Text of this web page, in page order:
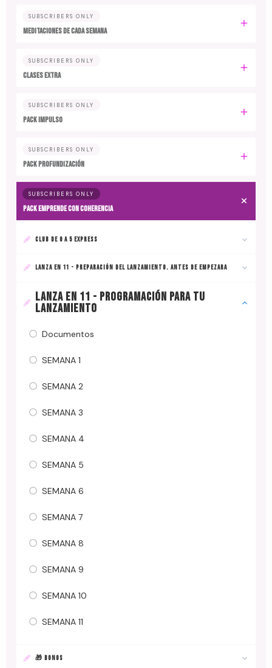
SUBSCRIBERS ONLY
MEDITACIONES DE CADA SEMANA
SUBSCRIBERS ONLY
CLASES EXTRA
SUBSCRIBERS ONLY
PACK IMPULSO
SUBSCRIBERS ONLY
PACK PROFUNDIZACIÓN
SUBSCRIBERS ONLY
PACK EMPRENDE CON COHERENCIA
CLUB DE 0 A 5 EXPRESS
LANZA EN 11 - PREPARACIÓN DEL LANZAMIENTO. ANTES DE EMPEZARA
LANZA EN 11 - PROGRAMACIÓN PARA TU
LANZAMIENTO
Documentos
SEMANA 1
SEMANA 2
SEMANA 3
SEMANA 4
SEMANA 5
SEMANA 6
SEMANA 7
SEMANA 8
SEMANA 9
SEMANA 10
SEMANA 11
🎁 BONOS